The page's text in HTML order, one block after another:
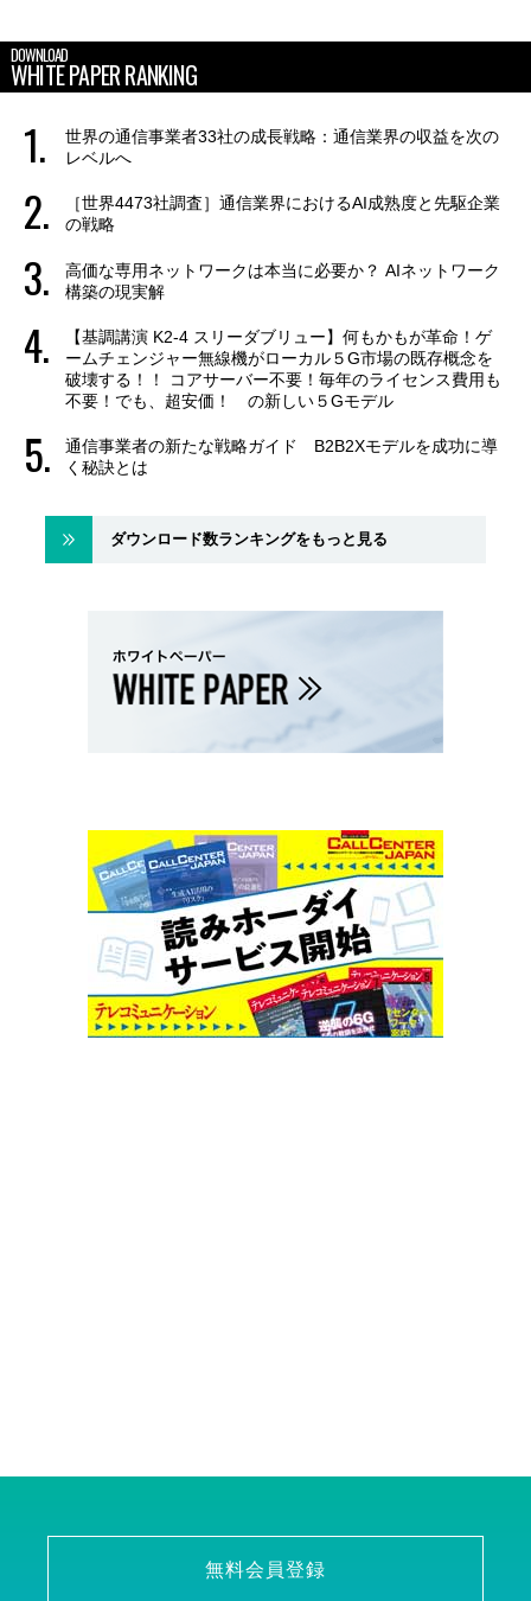
DOWNLOAD
WHITE PAPER RANKING
世界の通信事業者33社の成長戦略：通信業界の収益を次の
レベルへ
［世界4473社調査］通信業界におけるAI成熟度と先駆企業
の戦略
高価な専用ネットワークは本当に必要か？ AIネットワーク
構築の現実解
【基調講演 K2-4 スリーダブリュー】何もかもが革命！ゲ
ームチェンジャー無線機がローカル５G市場の既存概念を
破壊する！！ コアサーバー不要！毎年のライセンス費用も
不要！でも、超安価！ の新しい５Gモデル
通信事業者の新たな戦略ガイド B2B2Xモデルを成功に導
く秘訣とは
ダウンロード数ランキングをもっと見る
無料会員登録